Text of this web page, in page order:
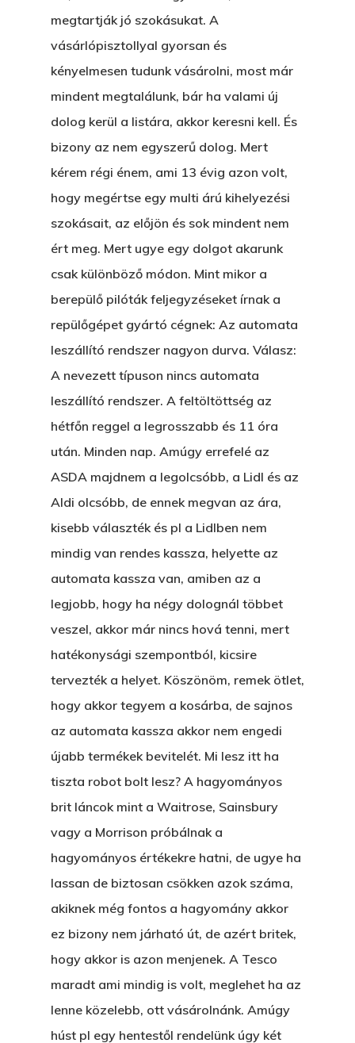
megtartják jó szokásukat. A
vásárlópisztollyal gyorsan és
kényelmesen tudunk vásárolni, most már
mindent megtalálunk, bár ha valami új
dolog kerül a listára, akkor keresni kell. És
bizony az nem egyszerű dolog. Mert
kérem régi énem, ami 13 évig azon volt,
hogy megértse egy multi árú kihelyezési
szokásait, az előjön és sok mindent nem
ért meg. Mert ugye egy dolgot akarunk
csak különböző módon. Mint mikor a
berepülő pilóták feljegyzéseket írnak a
repülőgépet gyártó cégnek: Az automata
leszállító rendszer nagyon durva. Válasz:
A nevezett típuson nincs automata
leszállító rendszer. A feltöltöttség az
hétfőn reggel a legrosszabb és 11 óra
után. Minden nap. Amúgy errefelé az
ASDA majdnem a legolcsóbb, a Lidl és az
Aldi olcsóbb, de ennek megvan az ára,
kisebb választék és pl a Lidlben nem
mindig van rendes kassza, helyette az
automata kassza van, amiben az a
legjobb, hogy ha négy dolognál többet
veszel, akkor már nincs hová tenni, mert
hatékonysági szempontból, kicsire
tervezték a helyet. Köszönöm, remek ötlet,
hogy akkor tegyem a kosárba, de sajnos
az automata kassza akkor nem engedi
újabb termékek bevitelét. Mi lesz itt ha
tiszta robot bolt lesz? A hagyományos
brit láncok mint a Waitrose, Sainsbury
vagy a Morrison próbálnak a
hagyományos értékekre hatni, de ugye ha
lassan de biztosan csökken azok száma,
akiknek még fontos a hagyomány akkor
ez bizony nem járható út, de azért britek,
hogy akkor is azon menjenek. A Tesco
maradt ami mindig is volt, meglehet ha az
lenne közelebb, ott vásárolnánk. Amúgy
húst pl egy hentestől rendelünk úgy két